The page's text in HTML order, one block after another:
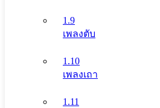
1.9
เพลงตับ
1.10
เพลงเถา
1.11